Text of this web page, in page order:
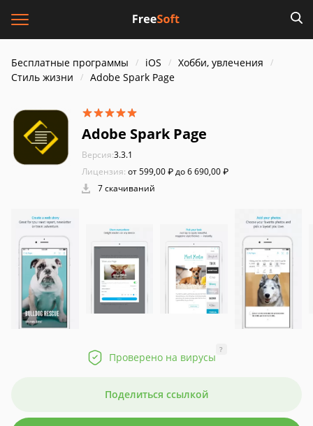
Бесплатные программы iOS
Хобби, увлечения
Стиль жизни
Adobe Spark Page
Adobe Spark Page
Версия:3.3.1
Лицензия: от 599,00 ₽ до 6 690,00 ₽
7 скачиваний
Проверено на вирусы
?
Поделиться ссылкой